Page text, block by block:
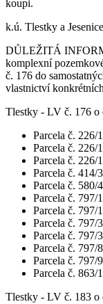
koupi.
k.ú. Tlestky a
DŮLEŽITÁ
komplexní
č. 176 do
vlastnictví
Tlestky - LV č. 176 o
Parcela č. 226/
Parcela č. 226/
Parcela č. 226/
Parcela č. 414/
Parcela č. 580/
Parcela č. 797/
Parcela č. 797/
Parcela č. 797/
Parcela č. 797/
Parcela č. 797/
Parcela č. 797/
Parcela č. 863/
Tlestky - LV č. 183 o